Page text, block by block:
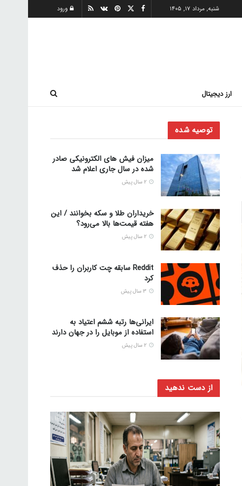
شنبه, مرداد ۱۷, ۱۴۰۵ ورود
ارز دیجیتال
توصیه شده
میزان فیش های الکترونیکی صادر
شده در سال جاری اعلام شد
خریداران طلا و سکه بخوانند / این
هفته قیمت‌ها بالا می‌رود؟
Reddit سابقه چت کاربران را حذف
کرد
ایرانی‌ها رتبه ششم اعتیاد به
استفاده از موبایل را در جهان دارند
از دست ندهید